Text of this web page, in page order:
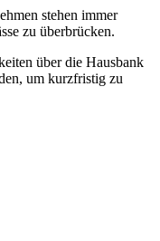
stehen immer
zu überbrücken.
über die Hausbank
um kurzfristig zu